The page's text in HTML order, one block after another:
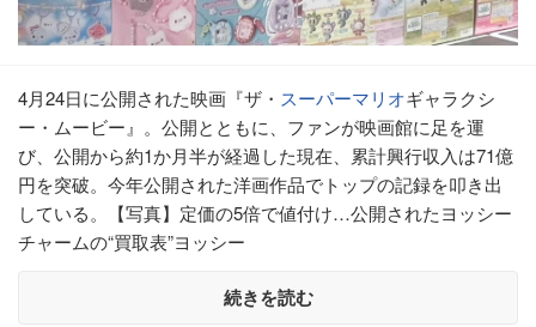
4月24日に公開された映画『ザ・ スーパーマリオギャラクシ
ー・ムービー』。公開とともに、ファンが映画館に足を運
び、公開から約1か月半が経過した現在、累計興行収入は71億
円を突破。今年公開された洋画作品でトップの記録を叩き出
している。【写真】定価の5倍で値付け…公開されたヨッシー
チャームの“買取表”ヨッシー
続きを読む